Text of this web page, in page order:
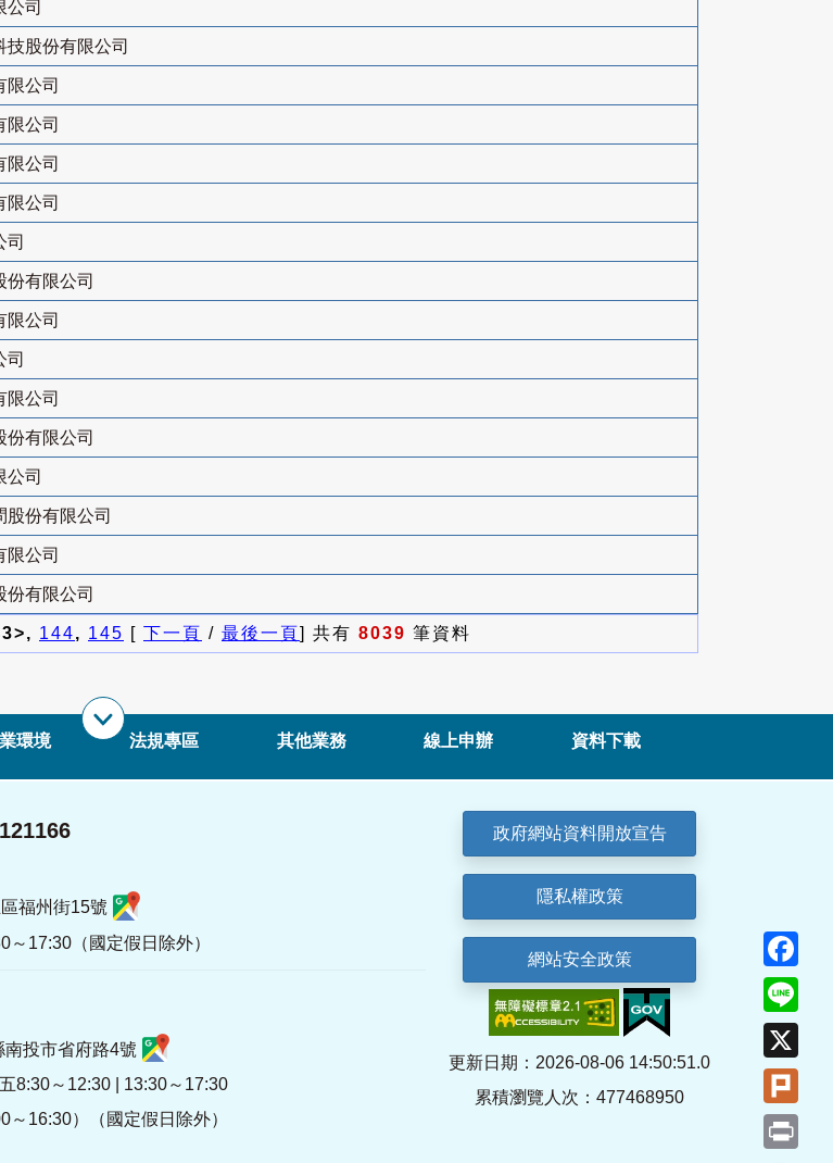
公司
股份有限公司
限公司
限公司
限公司
限公司
司
份有限公司
限公司
司
限公司
份有限公司
公司
股份有限公司
限公司
份有限公司
144, 145 [ 下一頁 / 最後一頁] 共有 8039 筆資料
環境 法規專區 其他業務 線上申辦 資料下載
福州街15號
17:30（國定假日除外）
投市省府路4號
8:30～12:30 | 13:30～17:30
～16:30）（國定假日除外）
政府網站資料開放宣告
隱私權政策
網站安全政策
更新日期：2026-08-06 14:50:51.0
累積瀏覽人次：477468950